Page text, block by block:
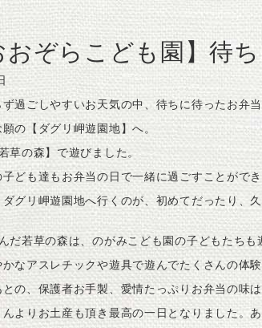
おぞらこども園】待
過ごしやすいお天気の中、待ちに待ったお弁当
の【ダグリ岬遊園地】へ。
草の森】で遊びました。
ども達もお弁当の日で一緒に過ごすことがで
グリ岬遊園地へ行くのが、初めてだったり、
だ若草の森は、のがみこども園の子どもたちも
なアスレチックや遊具で遊んでたくさんの体験
の、保護者お手製、愛情たっぷりお弁当の味
よりお土産も頂き最高の一日となりました。